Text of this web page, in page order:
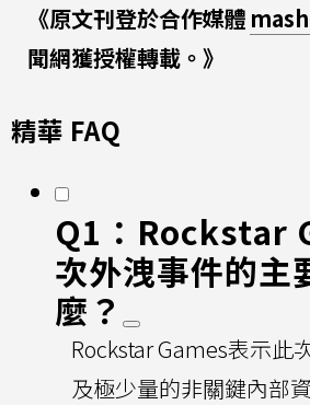
《原文刊登於合作媒體
聞網獲授權轉載。》
精華 FAQ
Q1：Rockstar
次外洩事件的主
麼？
Rockstar Games表示此
及極少量的非關鍵內部